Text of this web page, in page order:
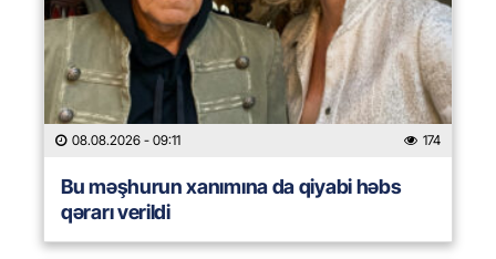
08.08.2026 - 09:11 174
Bu məşhurun xanımına da qiyabi həbs
qərarı verildi